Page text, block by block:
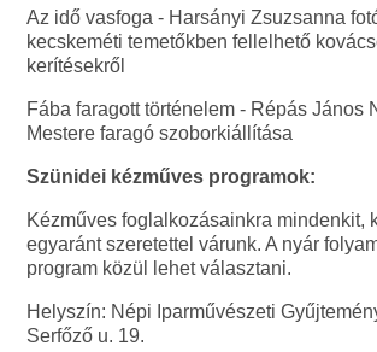
Az idő vasfoga - Harsányi Zsuzsanna
kecskeméti temetőkben fellelhető
kerítésekről
Fába faragott történelem - Répás János
Mestere faragó szoborkiállítása
Szünidei kézműves programok:
Kézműves foglalkozásainkra mindenkit,
egyaránt szeretettel várunk. A nyár
program közül lehet választani.
Helyszín: Népi Iparművészeti
Serfőző u. 19.